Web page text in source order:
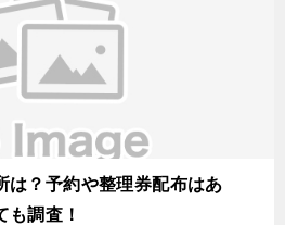
は？予約や整理券配布はあ
も調査！